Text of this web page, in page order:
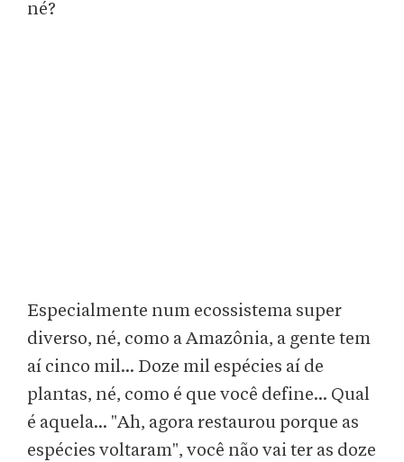
né?
Especialmente num ecossistema super
diverso, né, como a Amazônia, a gente tem
aí cinco mil... Doze mil espécies aí de
plantas, né, como é que você define... Qual
é aquela... "Ah, agora restaurou porque as
espécies voltaram", você não vai ter as doze